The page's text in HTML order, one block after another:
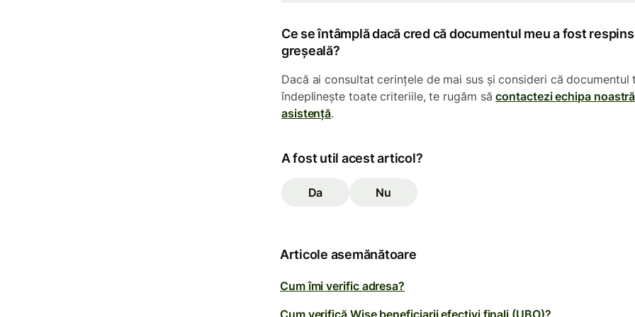
Ce se întâmplă dacă cred că documentul meu a fost
greșeală?
Dacă ai consultat cerințele de mai sus și consideri că documentul
îndeplinește toate criteriile, te rugăm săcontactezi echipa
asistență.
A fost util acest articol?
Da Nu
Articole asemănătoare
Cum îmi verific adresa?
Cum verifică Wise beneficiarii efectivi finali (UBO)?